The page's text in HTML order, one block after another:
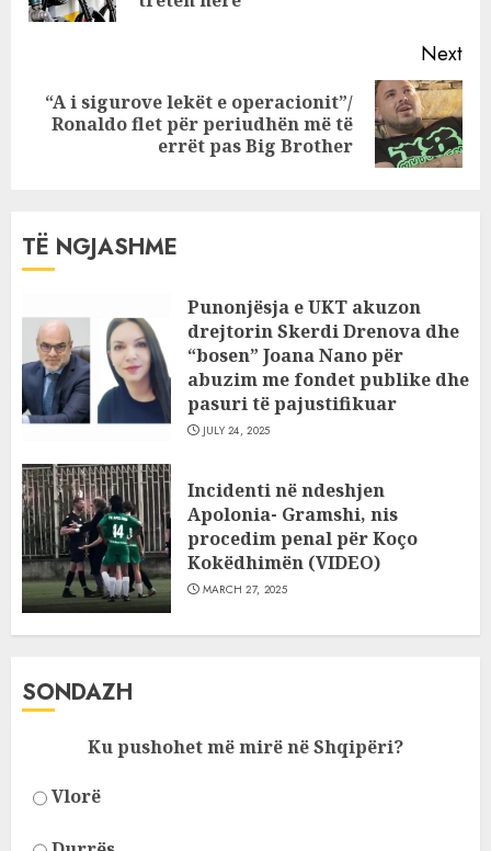
miliardat me
Next
Next
“A i sigurove lekët e operacionit”/
Ronaldo flet për periudhën më të
errët pas Big Brother
TË NGJASHME
Punonjësja e UKT akuzon
drejtorin Skerdi Drenova dhe
“bosen” Joana Nano për
abuzim me fondet publike dhe
pasuri të pajustifikuar
JULY 24, 2025
Incidenti në ndeshjen
Apolonia- Gramshi, nis
procedim penal për Koço
Kokëdhimën (VIDEO)
MARCH 27, 2025
SONDAZH
Ku pushohet më mirë në Shqipëri?
Vlorë